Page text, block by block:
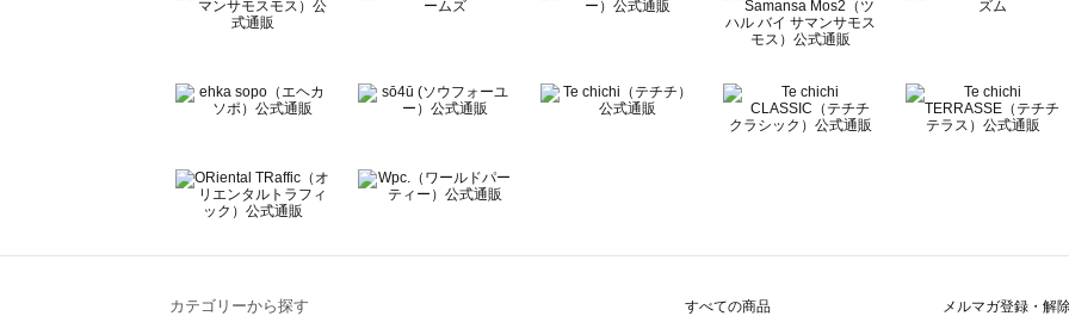
Wpc.（ワールドパーティー）のバッグ・ポーチ一覧
カテゴリーから探す
すべての商品
メルマガ登録・解